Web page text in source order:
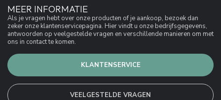
MEER INFORMATIE
Als je vragen hebt over onze producten of je aankoop, bezoek dan
zeker onze klantenservicepagina. Hier vindt u onze bedrijfsgegevens,
antwoorden op veelgestelde vragen en verschillende manieren om met
ons in contact te komen.
KLANTENSERVICE
VEELGESTELDE VRAGEN